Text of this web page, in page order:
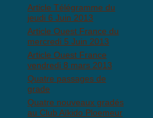
Article Télégramme du
jeudi 6 Juin 2013
Article Ouest France du
mercredi 5 Juin 2013
Article Ouest France
vendredi 8 mars 2013
Quatre passages de
grade
Quatre nouveaux gradés
au Club Aïkido Ploemeur